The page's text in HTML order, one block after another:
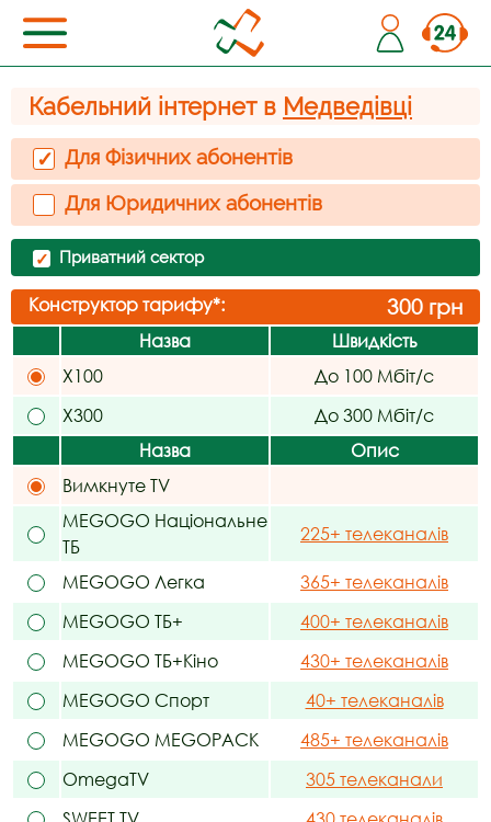
Кабельний інтернет в Медведівці
✓ Для Фізичних абонентів
Для Юридичних абонентів
✓ Приватний сектор
Конструктор тарифу*: 300 грн
Назва
Швидкість
X100
До 100 Мбіт/с
X300
До 300 Мбіт/с
Назва
Опис
Вимкнуте TV
MEGOGO Національне
ТБ
225+ телеканалів
MEGOGO Легка
365+ телеканалів
MEGOGO ТБ+
400+ телеканалів
MEGOGO ТБ+Кіно
430+ телеканалів
MEGOGO Спорт
40+ телеканалів
MEGOGO MEGOPACK
485+ телеканалів
OmegaTV
305 телеканали